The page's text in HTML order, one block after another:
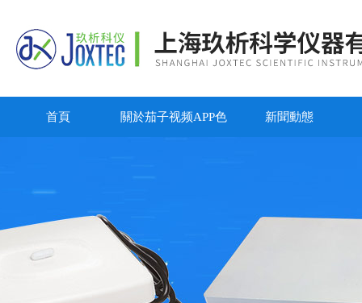
首頁 關於茄子视频APP色 新聞動態